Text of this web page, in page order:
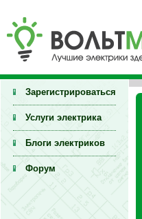
Зарегистрироваться
Услуги электрика
Блоги электриков
Форум